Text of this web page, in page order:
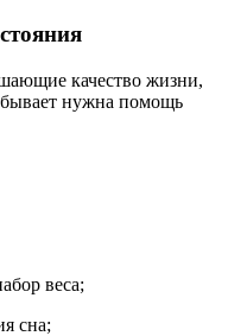
качество жизни,
бывает нужна помощь
веса;
сна;